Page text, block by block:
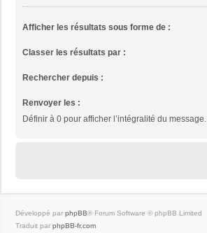
Afficher les résultats sous forme de :
Classer les résultats par :
Rechercher depuis :
Renvoyer les :
Définir à 0 pour afficher l’intégralité du message.
Développé par phpBB® Forum Software © phpBB Limited
Traduit par phpBB-fr.com